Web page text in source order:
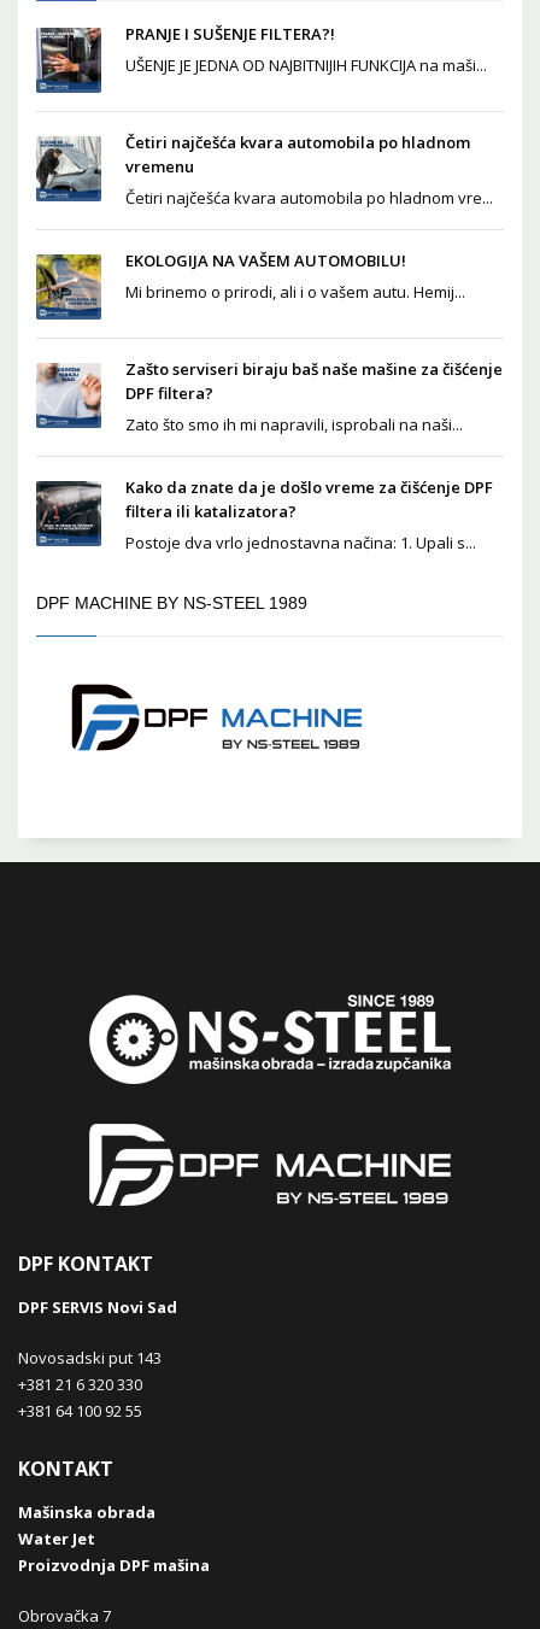
PRANJE I SUŠENJE FILTERA?!
UŠENJE JE JEDNA OD NAJBITNIJIH FUNKCIJA na maši...
Četiri najčešća kvara automobila po hladnom
vremenu
Četiri najčešća kvara automobila po hladnom vre...
EKOLOGIJA NA VAŠEM AUTOMOBILU!
Mi brinemo o prirodi, ali i o vašem autu. Hemij...
Zašto serviseri biraju baš naše mašine za čišćenje
DPF filtera?
Zato što smo ih mi napravili, isprobali na naši...
Kako da znate da je došlo vreme za čišćenje DPF
filtera ili katalizatora?
Postoje dva vrlo jednostavna načina: 1. Upali s...
DPF MACHINE BY NS-STEEL 1989
DPF KONTAKT
DPF SERVIS Novi Sad
Novosadski put 143
+381 21 6 320 330
+381 64 100 92 55
KONTAKT
Mašinska obrada
Water Jet
Proizvodnja DPF mašina
Obrovačka 7